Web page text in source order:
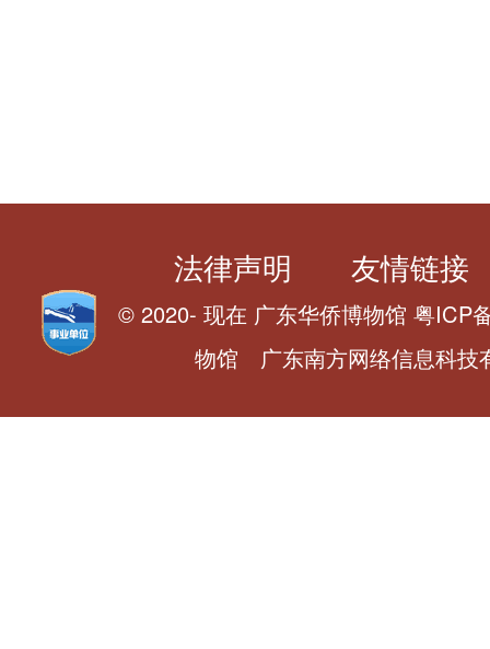
法律声明 友情链接
© 2020- 现在 广东华侨博物馆 粤ICP
物馆 广东南方网络信息科技